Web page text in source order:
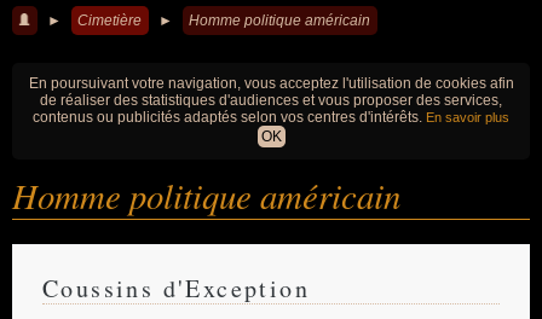
► Cimetière ► Homme politique américain
En poursuivant votre navigation, vous acceptez l'utilisation de cookies afin
de réaliser des statistiques d'audiences et vous proposer des services,
contenus ou publicités adaptés selon vos centres d'intérêts. En savoir plus
OK
Homme politique américain
Coussins d'Exception